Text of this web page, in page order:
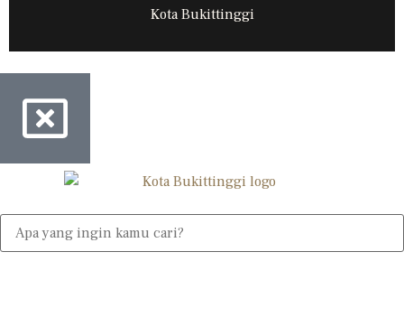
Kota Bukittinggi